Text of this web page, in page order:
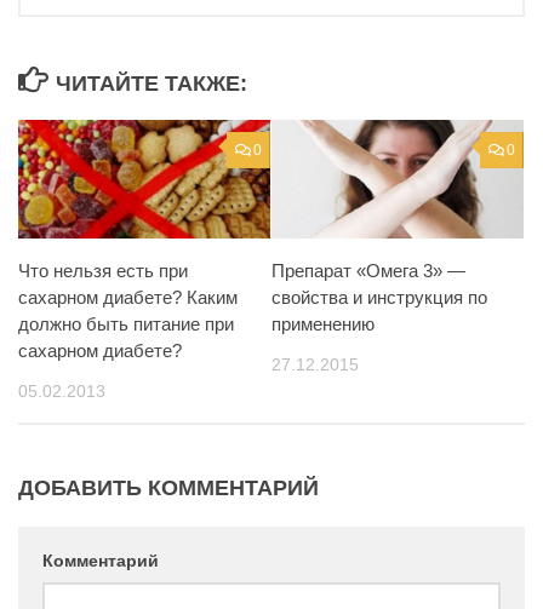
ЧИТАЙТЕ ТАКЖЕ:
0
Что нельзя есть при
сахарном диабете? Каким
должно быть питание при
сахарном диабете?
05.02.2013
0
Препарат «Омега 3» —
свойства и инструкция по
применению
27.12.2015
ДОБАВИТЬ КОММЕНТАРИЙ
Комментарий